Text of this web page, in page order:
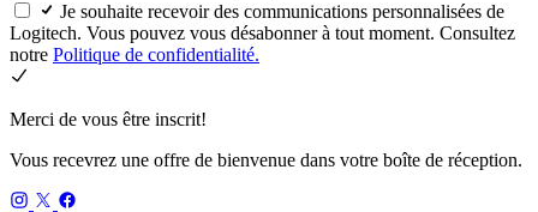
Je souhaite recevoir des communications personnalisées de
Logitech. Vous pouvez vous désabonner à tout moment. Consultez
notre Politique de confidentialité.
Merci de vous être inscrit!
Vous recevrez une offre de bienvenue dans votre boîte de réception.